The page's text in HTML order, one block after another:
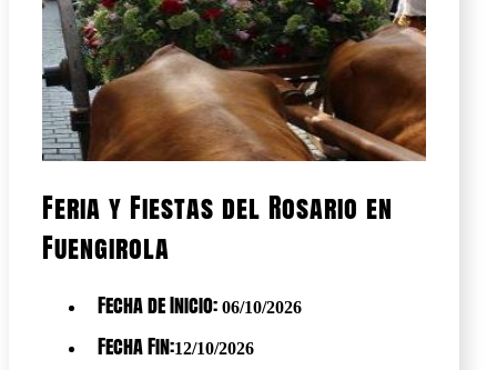
Feria y Fiestas del Rosario en
Fuengirola
Fecha de Inicio: 06/10/2026
Fecha Fin:12/10/2026